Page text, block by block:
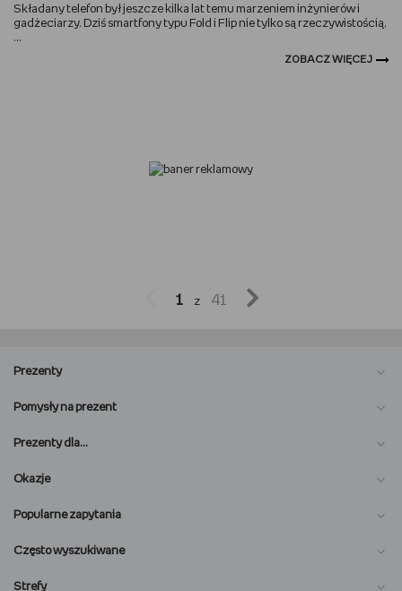
Składany telefon był jeszcze kilka lat temu marzeniem inżynierów i
gadżeciarzy. Dziś smartfony typu Fold i Flip nie tylko są rzeczywistością,
...
ZOBACZ WIĘCEJ
1 z 41 
Prezenty
Pomysły na prezent
Prezenty dla…
Okazje
Popularne zapytania
Często wyszukiwane
Strefy